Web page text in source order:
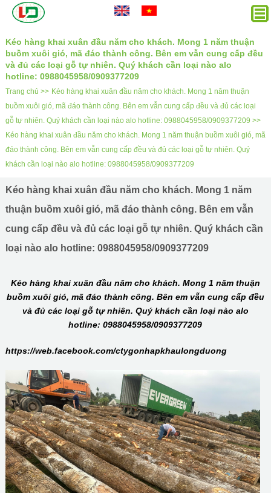
Kéo hàng khai xuân đầu năm cho khách. Mong 1 năm thuận
buồm xuôi gió, mã đáo thành công. Bên em vẫn cung cấp đều
và đủ các loại gỗ tự nhiên. Quý khách cần loại nào alo
hotline: 0988045958/0909377209
Trang chủ >> Kéo hàng khai xuân đầu năm cho khách. Mong 1 năm thuận
buồm xuôi gió, mã đáo thành công. Bên em vẫn cung cấp đều và đủ các loại
gỗ tự nhiên. Quý khách cần loại nào alo hotline: 0988045958/0909377209 >>
Kéo hàng khai xuân đầu năm cho khách. Mong 1 năm thuận buồm xuôi gió, mã
đáo thành công. Bên em vẫn cung cấp đều và đủ các loại gỗ tự nhiên. Quý
khách cần loại nào alo hotline: 0988045958/0909377209
Kéo hàng khai xuân đầu năm cho khách. Mong 1 năm
thuận buồm xuôi gió, mã đáo thành công. Bên em vẫn
cung cấp đều và đủ các loại gỗ tự nhiên. Quý khách cần
loại nào alo hotline: 0988045958/0909377209
Kéo hàng khai xuân đầu năm cho khách. Mong 1 năm thuận
buồm xuôi gió, mã đáo thành công. Bên em vẫn cung cấp đều
và đủ các loại gỗ tự nhiên. Quý khách cần loại nào alo
hotline: 0988045958/0909377209
https://web.facebook.com/ctygonhapkhaulongduong